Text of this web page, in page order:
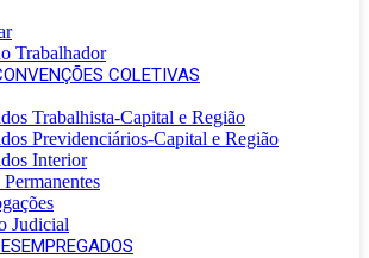
Trabalhador
COLETIVAS
Trabalhista-Capital e Região
Previdenciários-Capital e Região
Interior
Judicial